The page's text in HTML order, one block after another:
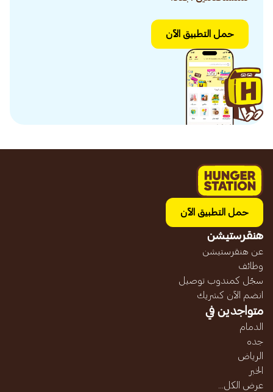
حمل التطبيق الآن
حمل التطبيق الآن
هنقرستيشن
عن هنقرستيشن
وظائف
سجّل كمندوب توصيل
انضم الآن كشريك
متواجدين في
الدمام
جده
الرياض
الخبر
عرض الكل...